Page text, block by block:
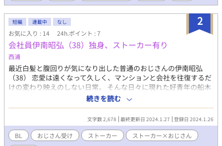
2
短編 連載中 なし
お気に入り : 14 24h.ポイント : 7
会社員伊南昭弘（38）独身、ストーカー有り
西浦
最近白髪と腹回りが気になり出した普通のおじさんの伊南昭弘
（38） 恋愛は遠くなって久しく、マンションと会社を往復するだ
けの変わり映えのしない日常。 そんな日々に現れた好青年の船木
陣平（26） 自分にやけに懐いてくる陣平に押されつつも満更でも
ない気持ちを抱いていた昭弘。交流を深め、友人としての仲を深
めていく二人。 しかし陣平には昭弘に言えないある秘密があっ
て…？ ストーカー×おじさんの友情と恋愛…二人の明日はどっち
だ！
続きを読む
文字数 2,678 最終更新日 2024.1.27 登録日 2024.1.26
BL おじさん受け ストーカー
ストーカー×おじさん